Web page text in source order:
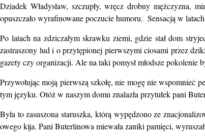
Dziadek Władysław, szczupły, wręcz drobny mężczyzna,
opuszczało wyrafinowane poczucie humoru. Sensacją w
Po latach na zdziczałym skrawku ziemi, gdzie stał dom
zastraszony lud i o przytępionej pierwszymi ciosami przez
gazety czy organizacji. Ale na taki pomysł młodsze pokolenie
Przywołując moją pierwszą szkołę, nie mogę nie wspomnieć
tym języku. Otóż w naszym domu znalazła przytułek pani
Była to zasuszona staruszka, którą wypędzono ze
owego kija. Pani Buterlinowa miewała zaniki pamięci,